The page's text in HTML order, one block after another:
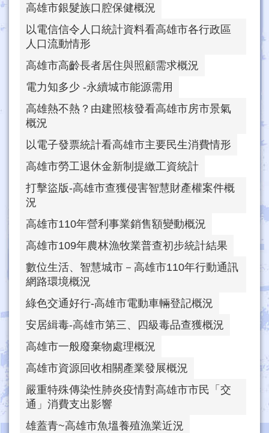
高雄市銀髮族口腔保健概況
以電信信令人口統計資料看高雄市各行政區
人口流動情形
高雄市高齡長者居住與照顧需求概況
電力知多少 -永續城市能源需用
高雄熱不熱？由建照核發看高雄市房市景氣
概況
以電子發票統計看高雄市主要民生消費情形
高雄市勞工退休金新制提繳工資統計
打擊盜版-高雄市查獲侵害智慧財產權案件概
況
高雄市110年營利事業銷售額變動概況
高雄市109年農林漁牧業普查初步統計結果
數位生活、智慧城市－高雄市110年行動通訊
網路環境概況
綠色交通好行-高雄市電動車輛登記概況
安居緝毒-高雄市第三、四級毒品查獲概況
高雄市一般廢棄物處理概況
高雄市資源回收相關產業發展概況
嚴重特殊傳染性肺炎疫情對高雄市市民「交
通」消費支出影響
雄蓋青~高雄市魚塭養殖漁業近況